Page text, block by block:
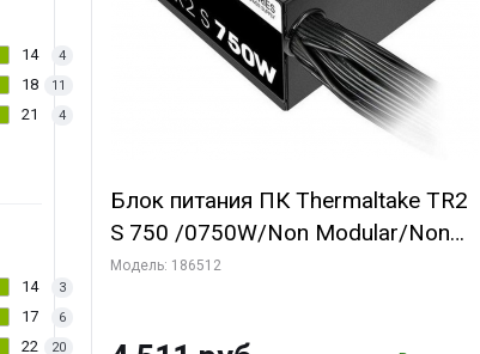
14 4
18 11
21 4
14 3
17 6
22 20
Блок питания ПК Thermaltake TR2
S 750 /0750W/Non Modular/Non
Light/Single Voltage/Analog/80
Модель: 186512